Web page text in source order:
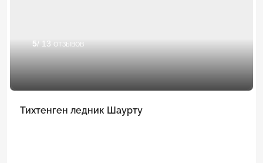
5/ 13 отзывов
Тихтенген ледник Шаурту